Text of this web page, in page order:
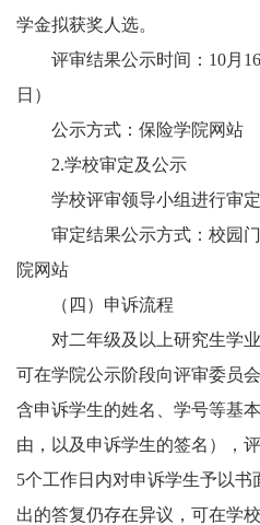
学金拟获奖人选。
评审结果公示时间：10月
日）
公示方式：保险学院网站
2.学校审定及公示
学校评审领导小组进行审定
审定结果公示方式：校园
院网站
（四）申诉流程
对二年级及以上研究生学
可在学院公示阶段向评审委员
含申诉学生的姓名、学号等基
由，以及申诉学生的签名），
5个工作日内对申诉学生予以
出的答复仍存在异议，可在学